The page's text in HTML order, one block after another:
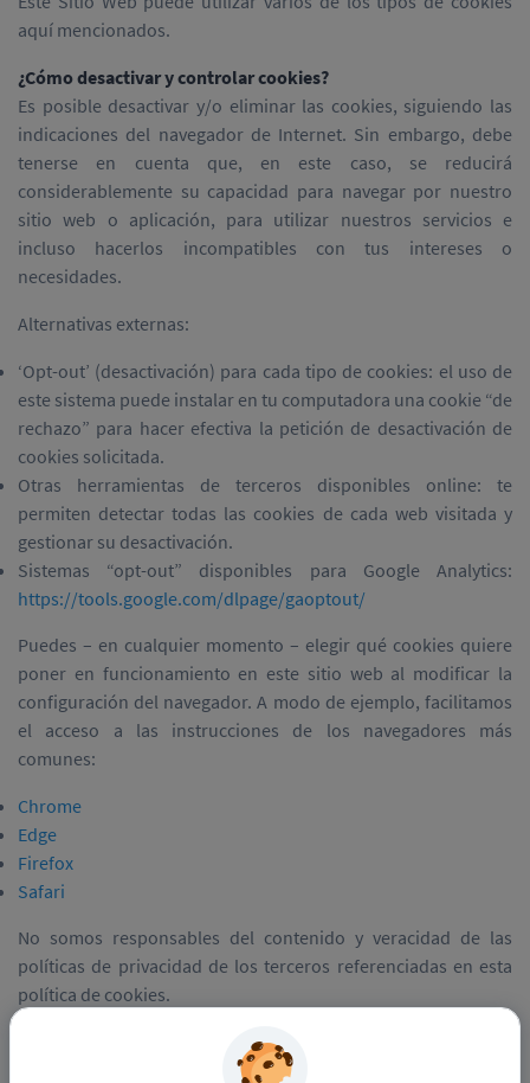
aquí mencionados.
¿Cómo desactivar y controlar cookies?
Es posible desactivar y/o eliminar las cookies, siguiendo las
indicaciones del navegador de Internet. Sin embargo, debe
tenerse en cuenta que, en este caso, se reducirá
considerablemente su capacidad para navegar por nuestro
sitio web o aplicación, para utilizar nuestros servicios e
incluso hacerlos incompatibles con tus intereses o
necesidades.
Alternativas externas:
‘Opt-out’ (desactivación) para cada tipo de cookies: el uso de
este sistema puede instalar en tu computadora una cookie “de
rechazo” para hacer efectiva la petición de desactivación de
cookies solicitada.
Otras herramientas de terceros disponibles online: te
permiten detectar todas las cookies de cada web visitada y
gestionar su desactivación.
Sistemas “opt-out” disponibles para Google Analytics:
https://tools.google.com/dlpage/gaoptout/
Puedes – en cualquier momento – elegir qué cookies quiere
poner en funcionamiento en este sitio web al modificar la
configuración del navegador. A modo de ejemplo, facilitamos
el acceso a las instrucciones de los navegadores más
comunes:
Chrome
Edge
Firefox
Safari
No somos responsables del contenido y veracidad de las
políticas de privacidad de los terceros referenciadas en esta
política de cookies.
¿Cuándo se actualiza esta política de cookies?
Podemos modificar esta Política de Cookies para cumplir con